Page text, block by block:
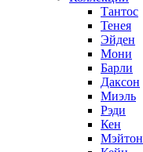
Тантос
Тенея
Эйден
Мони
Барли
Даксон
Миэль
Рэди
Кен
Мэйтон